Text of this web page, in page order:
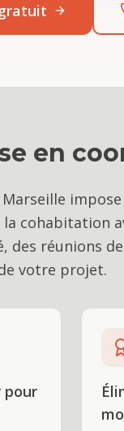
en
cohabitation
des réunions
votre projet.
pour